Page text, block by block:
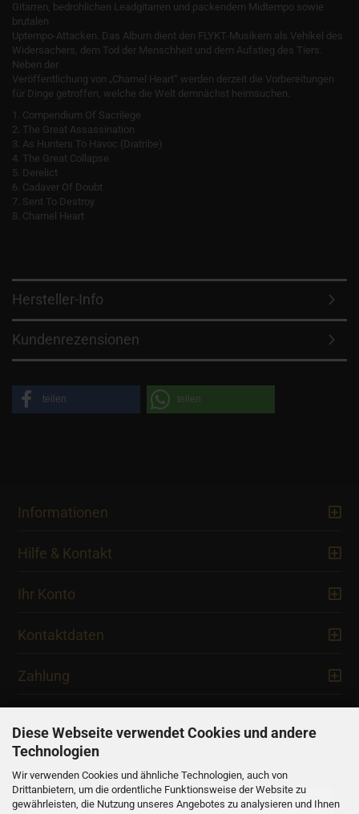
Diese Webseite verwendet Cookies und andere
Technologien
Wir verwenden Cookies und ähnliche Technologien, auch von
Drittanbietern, um die ordentliche Funktionsweise der Website zu
gewährleisten, die Nutzung unseres Angebotes zu analysieren und Ihnen
Gitarren, bedrohlichen Leadgitarren und packendem Midtempo sowie
brutalen
Uptempo-Attacken. Das Album dient den FLYKT-Musikern als Vehikel des
Widersachers, dem Tod der Menschheit und dem Aufstieg des Tiers.
Neben der
Veröffentlichung von „Charnel Heart“ werden derzeit die Vorbereitungen
für Dinge getroffen, welche die Welt demnächst heimsuchen.
1. Compendium Of Sacrilege
2. The Great Assassination
3. As Hunters To Havoc (Diatribe)
4. The Great Collapse
5. Derelict
6. Cadaver Of Doubt
7. Sent To Destroy
8. Charnel Heart
Hersteller-Info
Kundenrezensionen
teilen teilen
Informationen
Hilfe & Kontakt
Ihr Konto
Kontaktdaten
Zahlung
Newsletter